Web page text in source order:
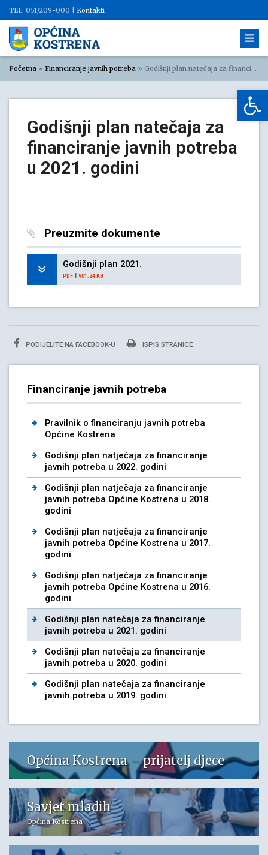
TEL: 051/209-000 | Kontakti
Početna » Financiranje javnih potreba » Godišnji plan natečaja za financiranje javnih potreba u 2021. godini
Godišnji plan natečaja za
financiranje javnih potreba
u 2021. godini
Preuzmite dokumente
Godišnji plan 2021.
PDF | 901.24 KB
PODIJELITE NA FACEBOOK-U ISPIS STRANICE
Financiranje javnih potreba
Pravilnik o financiranju javnih potreba
Općine Kostrena
Godišnji plan natječaja za financiranje
javnih potreba u 2022. godini
Godišnji plan natječaja za financiranje
javnih potreba Općine Kostrena u 2018.
godini
Godišnji plan natječaja za financiranje
javnih potreba Općine Kostrena u 2017.
godini
Godišnji plan natječaja za financiranje
javnih potreba Općine Kostrena u 2016.
godini
Godišnji plan natečaja za financiranje
javnih potreba u 2021. godini
Godišnji plan natečaja za financiranje
javnih potreba u 2020. godini
Godišnji plan natečaja za financiranje
javnih potreba u 2019. godini
Općina Kostrena – prijatelj djece
Savjet mladih
Općina Kostrena